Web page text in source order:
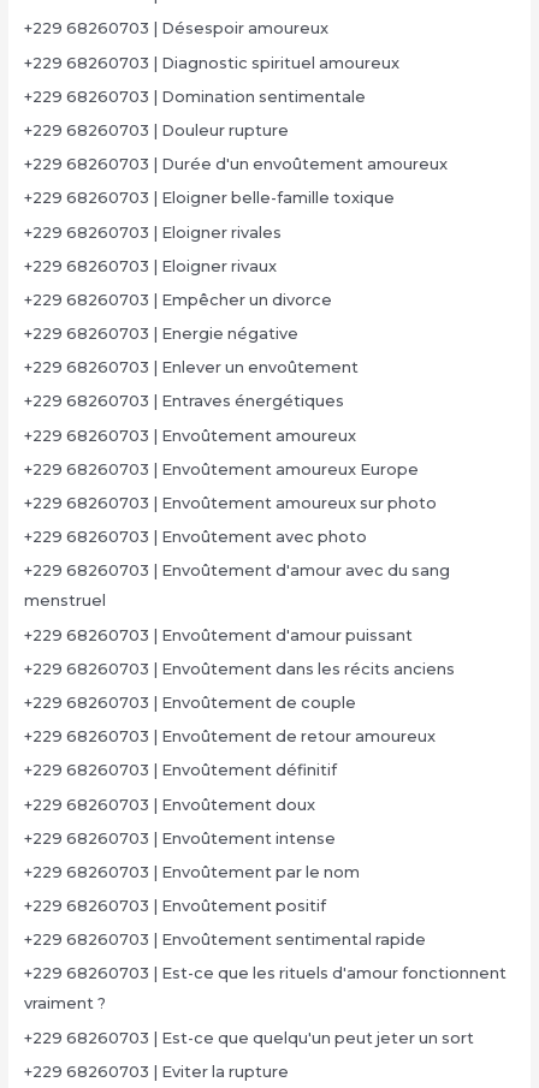
+229 68260703 | Désespoir amoureux
+229 68260703 | Diagnostic spirituel amoureux
+229 68260703 | Domination sentimentale
+229 68260703 | Douleur rupture
+229 68260703 | Durée d'un envoûtement amoureux
+229 68260703 | Eloigner belle-famille toxique
+229 68260703 | Eloigner rivales
+229 68260703 | Eloigner rivaux
+229 68260703 | Empêcher un divorce
+229 68260703 | Energie négative
+229 68260703 | Enlever un envoûtement
+229 68260703 | Entraves énergétiques
+229 68260703 | Envoûtement amoureux
+229 68260703 | Envoûtement amoureux Europe
+229 68260703 | Envoûtement amoureux sur photo
+229 68260703 | Envoûtement avec photo
+229 68260703 | Envoûtement d'amour avec du sang
menstruel
+229 68260703 | Envoûtement d'amour puissant
+229 68260703 | Envoûtement dans les récits anciens
+229 68260703 | Envoûtement de couple
+229 68260703 | Envoûtement de retour amoureux
+229 68260703 | Envoûtement définitif
+229 68260703 | Envoûtement doux
+229 68260703 | Envoûtement intense
+229 68260703 | Envoûtement par le nom
+229 68260703 | Envoûtement positif
+229 68260703 | Envoûtement sentimental rapide
+229 68260703 | Est-ce que les rituels d'amour fonctionnent
vraiment ?
+229 68260703 | Est-ce que quelqu'un peut jeter un sort
+229 68260703 | Eviter la rupture